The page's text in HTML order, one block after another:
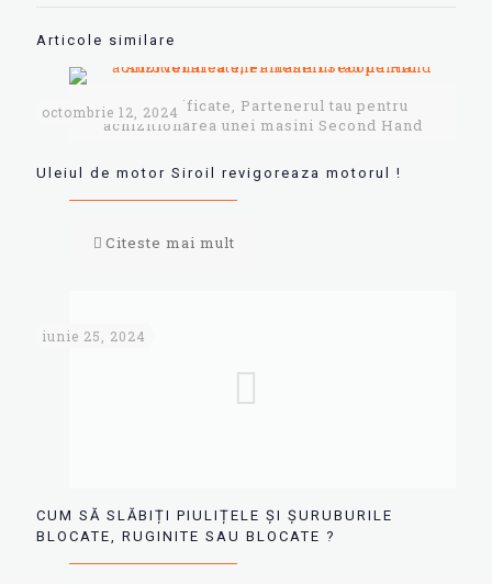
Articole similare
AutoVerificate, Partenerul tau pentru
achizitionarea unei masini Second Hand
octombrie 12, 2024
Uleiul de motor Siroil revigoreaza motorul !
Citeste mai mult
iunie 25, 2024
CUM SĂ SLĂBIȚI PIULIȚELE ȘI ȘURUBURILE
BLOCATE, RUGINITE SAU BLOCATE ?